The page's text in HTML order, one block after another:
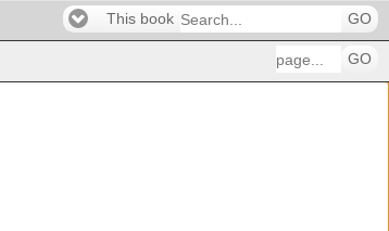
This book GO
GO